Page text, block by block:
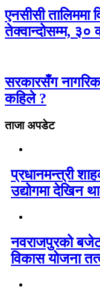
एनसीसी तालिममा
तेक्वान्दोसम्म, ३०
सरकारसँग
कहिले ?
ताजा अपडेट
प्रधानमन्त्री
उद्योगमा देखिन
नवराजपुरको
विकास योजना